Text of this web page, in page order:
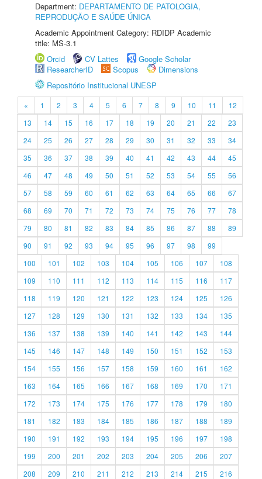
Department: DEPARTAMENTO DE PATOLOGIA,
REPRODUÇÃO E SAÚDE ÚNICA
Academic Appointment Category: RDIDP Academic
title: MS-3.1
Orcid
CV Lattes
Google Scholar
ResearcherID
Scopus
Dimensions
Repositório Institucional UNESP
« 1 2 3 4 5 6 7 8 9 10 11
12
13
14 15 16 17 18 19 20 21 22
23
24
25 26 27 28 29 30 31 32 33
34
35
36 37 38 39 40 41 42 43 44
45
46
47 48 49 50 51 52 53 54 55
56
57
58 59 60 61 62 63 64 65 66
67
68
69 70 71 72 73 74 75 76 77
78
79
80 81 82 83 84 85 86 87 88
89
90
91 92 93 94 95 96 97 98
99
100
101 102 103 104 105 106 107
108
109
110 111 112 113 114 115 116
117
118
119 120 121 122 123 124 125
126
127
128 129 130 131 132 133 134
135
136
137 138 139 140 141 142 143
144
145
146 147 148 149 150 151 152
153
154
155 156 157 158 159 160 161
162
163
164 165 166 167 168 169 170
171
172
173 174 175 176 177 178 179
180
181
182 183 184 185 186 187 188
189
190
191 192 193 194 195 196 197
198
199
200 201 202 203 204 205 206
207
208
209 210 211 212 213 214 215
216